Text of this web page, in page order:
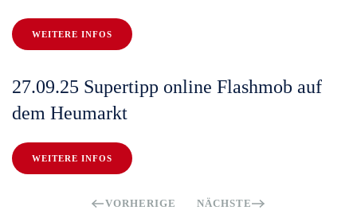
WEITERE INFOS
27.09.25 Supertipp online Flashmob auf
dem Heumarkt
WEITERE INFOS
VORHERIGE NÄCHSTE